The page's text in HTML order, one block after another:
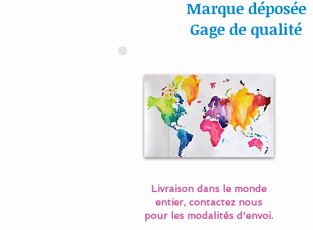
Marque déposée
Gage de qualité
Livraison dans le monde
entier, contactez nous
pour les modalités d'envoi.